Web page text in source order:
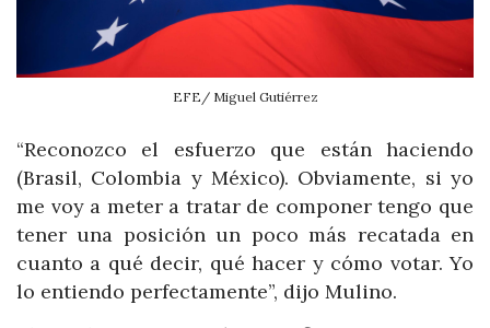
EFE/ Miguel Gutiérrez
“Reconozco el esfuerzo que están haciendo
(Brasil, Colombia y México). Obviamente, si yo
me voy a meter a tratar de componer tengo que
tener una posición un poco más recatada en
cuanto a qué decir, qué hacer y cómo votar. Yo
lo entiendo perfectamente”, dijo Mulino.